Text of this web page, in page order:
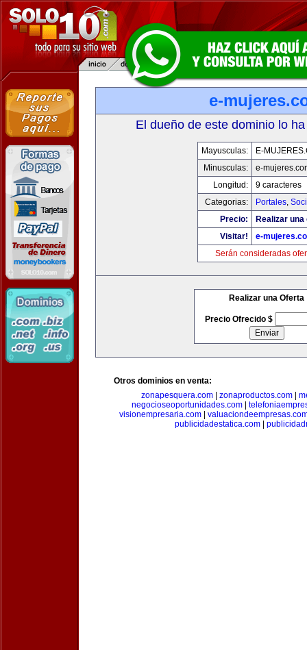
e-
El dueño de este dominio lo
Mayusculas:
E-
Minusculas:
e-
Longitud:
9 caracteres
Categorias:
Portales,
Precio:
Realizar
Visitar!
e-
Serán consideradas
Realizar una Oferta
Precio Ofrecido $
Otros dominios en venta:
zonapesquera.com| zonaproductos.com|
negocioseoportunidades.com
visionempresaria.com
publicidadestatica.com